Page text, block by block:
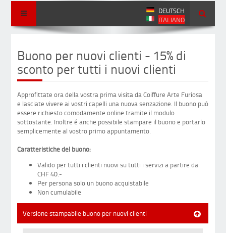
DEUTSCH
ITALIANO
Buono per nuovi clienti - 15% di
sconto per tutti i nuovi clienti
Approfittate ora della vostra prima visita da Coiffure Arte Furiosa
e lasciate vivere ai vostri capelli una nuova senzazione. Il buono può
essere richiesto comodamente online tramite il modulo
sottostante. Inoltre é anche possibile stampare il buono e portarlo
semplicemente al vostro primo appuntamento.
Caratteristiche del buono:
Valido per tutti i clienti nuovi su tutti i servizi a partire da
CHF 40.-
Per persona solo un buono acquistabile
Non cumulabile
Versione stampabile buono per nuovi clienti